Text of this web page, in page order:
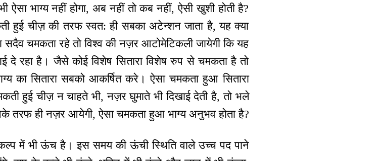
ऐसा भाग्य नहीं होगा, अब नहीं तो कब नहीं, ऐसी खुशी होती है?
हुई चीज़ की तरफ स्वत: ही सबका अटेन्शन जाता है, यह क्या
चमकता रहे तो विश्व की नज़र आटोमेटिकली जायेगी कि यह
दे रहा है। जैसे कोई विशेष सितारा विशेष रुप से चमकता है तो
का सितारा सबको आकर्षित करे। ऐसा चमकता हुआ सितारा
हुई चीज़ न चाहते भी, नज़र घुमाते भी दिखाई देती है, तो भले
तरफ ही नज़र आयेगी, ऐसा चमकता हुआ भाग्य अनुभव होता है?
में भी ऊंच है। इस समय की ऊंची स्थिति वाले उच्च पद पाने